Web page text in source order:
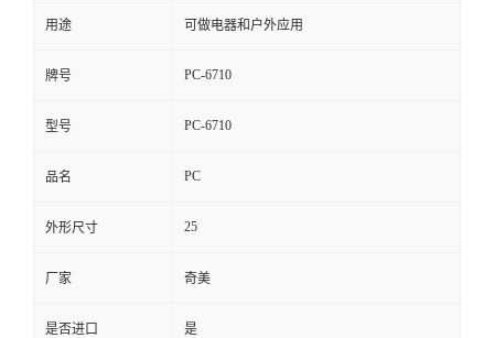
用途 可做电器和户外应用
牌号 PC-6710
型号 PC-6710
品名 PC
外形尺寸 25
厂家 奇美
是否进口 是